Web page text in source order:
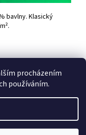
procházením
používáním.
bavlny. Klasický
vyhrazena.Upravit